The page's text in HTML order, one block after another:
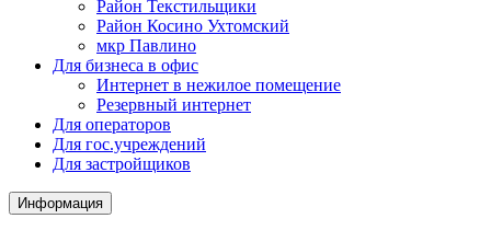
Район Текстильщики
Район Косино Ухтомский
мкр Павлино
Для бизнеса в офис
Интернет в нежилое помещение
Резервный интернет
Для операторов
Для гос.учреждений
Для застройщиков
Информация